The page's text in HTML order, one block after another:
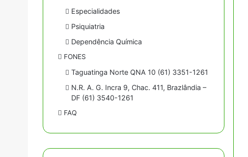
Especialidades
Psiquiatria
Dependência Química
FONES
Taguatinga Norte QNA 10 (61) 3351-1261
N.R. A. G. Incra 9, Chac. 411, Brazlândia –
DF (61) 3540-1261
FAQ